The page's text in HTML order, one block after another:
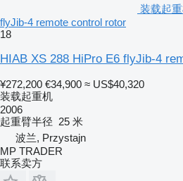
装载起
flyJib-4 remote control rotor
18
HIAB XS 288 HiPro E6 flyJib-4
¥272,200 €34,900 ≈ US$40,320
装载起重机
2006
起重臂半径 25 米
波兰, Przystajn
MP TRADER
联系卖方